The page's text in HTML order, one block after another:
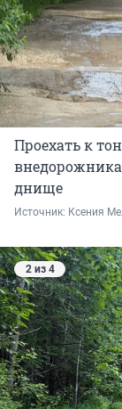
Проехать к
днище
Источник: Ксения
2 из 4